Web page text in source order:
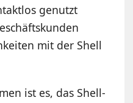
genutzt
mit der Shell
ist es, das Shell-